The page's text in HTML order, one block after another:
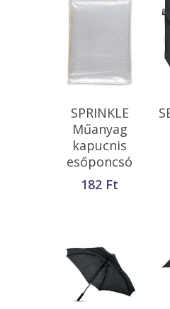
Opciók Választása
SPRINKLE
Műanyag
kapucnis
esőponcsó
182 Ft